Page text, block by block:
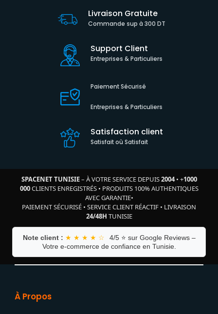
Livraison Gratuite
Commande sup à 300 DT
Support Client
Entreprises & Particuliers
Paiement Sécurisé
Entreprises & Particuliers
Satisfaction client
Satisfait où Satisfait
SPACENET TUNISIE– À VOTRE SERVICE DEPUIS2004• +1000
000CLIENTS ENREGISTRÉS• PRODUITS 100% AUTHENTIQUES
AVEC GARANTIE•
PAIEMENT SÉCURISÉ • SERVICE CLIENT RÉACTIF • LIVRAISON
24/48H TUNISIE
Note client : ★ ★ ★ ★ ☆
4/5 ⭐ sur Google Reviews –
Votre e-commerce de confiance en Tunisie.
À Propos